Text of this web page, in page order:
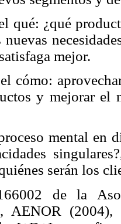
qué: ¿qué
nuevas
mejor.
cómo:
y mejorar el
mental en
serán los
de la
AENOR (2004),